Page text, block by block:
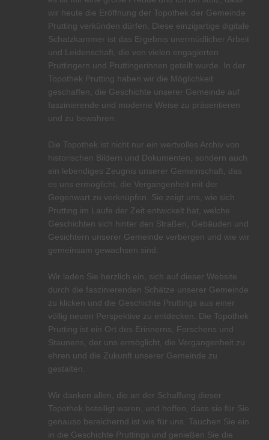
wir heute die Eröffnung der Topothek der Gemeinde
Prutting verkünden dürfen. Diese einzigartige digitale
Schatzkammer ist das Ergebnis unermüdlicher Arbeit
und Leidenschaft, die von vielen engagierten
Pruttingern und Pruttingerinnen geteilt wurde. In der
Topothek Prutting haben wir die Möglichkeit
geschaffen, die Geschichte unserer Gemeinde auf
faszinierende und moderne Weise zu präsentieren
und zu bewahren.
Die Topothek ist nicht nur ein wertvolles Archiv von
historischen Bildern und Dokumenten, sondern auch
ein lebendiges Zeugnis unserer Gemeinschaft, das
es uns ermöglicht, die Vergangenheit mit der
Gegenwart zu verknüpfen. Sie zeigt uns, wie sich
Prutting im Laufe der Zeit entwickelt hat, welche
Geschichten sich hinter den Straßen, Gebäuden und
Gesichtern unserer Gemeinde verbergen und wie wir
gemeinsam gewachsen sind.
Wir laden Sie herzlich ein, sich auf dieser Website
durch die faszinierenden Schätze unserer Gemeinde
zu klicken und die Geschichte Pruttings aus einer
völlig neuen Perspektive zu entdecken. Die Topothek
Prutting ist ein Ort des Erinnerns, Forschens und
Staunens, der uns ermöglicht, die Vergangenheit zu
ehren und die Zukunft unserer Gemeinde zu
gestalten.
Wir danken allen, die an der Schaffung dieser
Topothek beteiligt waren, und hoffen, dass sie für Sie
genauso bereichernd ist wie für uns. Tauchen Sie ein
in die Geschichte Pruttings und genießen Sie die